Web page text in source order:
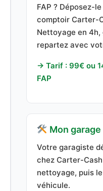
FAP ? Déposez-
comptoir Carter-
Nettoyage en 4h,
repartez avec
→ Tarif : 99€ ou
FAP
Mon
Votre garagiste
chez Carter-
nettoyage, puis
véhicule.